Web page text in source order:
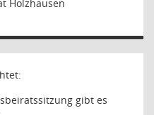
Holzhausen
gibt es